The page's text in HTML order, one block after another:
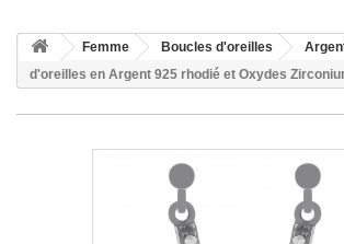
Femme Boucles d'oreilles
d'oreilles en Argent 925 rhodié et Oxydes